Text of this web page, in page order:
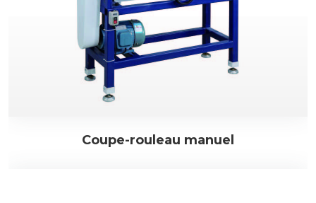
Coupe-rouleau manuel